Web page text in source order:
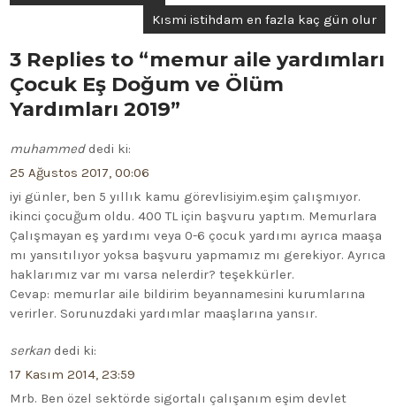
Kısmi istihdam en fazla kaç gün olur
3 Replies to “memur aile yardımları
Çocuk Eş Doğum ve Ölüm
Yardımları 2019”
muhammed dedi ki:
25 Ağustos 2017, 00:06
iyi günler, ben 5 yıllık kamu görevlisiyim.eşim çalışmıyor.
ikinci çocuğum oldu. 400 TL için başvuru yaptım. Memurlara
Çalışmayan eş yardımı veya 0-6 çocuk yardımı ayrıca maaşa
mı yansıtılıyor yoksa başvuru yapmamız mı gerekiyor. Ayrıca
haklarımız var mı varsa nelerdir? teşekkürler.
Cevap: memurlar aile bildirim beyannamesini kurumlarına
verirler. Sorunuzdaki yardımlar maaşlarına yansır.
serkan dedi ki:
17 Kasım 2014, 23:59
Mrb. Ben özel sektörde sigortalı çalışanım eşim devlet